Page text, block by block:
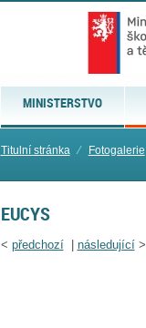
MINISTERSTVO
Titulní stránka ⁄ Fotogalerie
EUCYS
< předchozí| následující>